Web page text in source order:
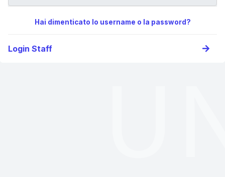
Hai dimenticato lo username o la password?
Login Staff